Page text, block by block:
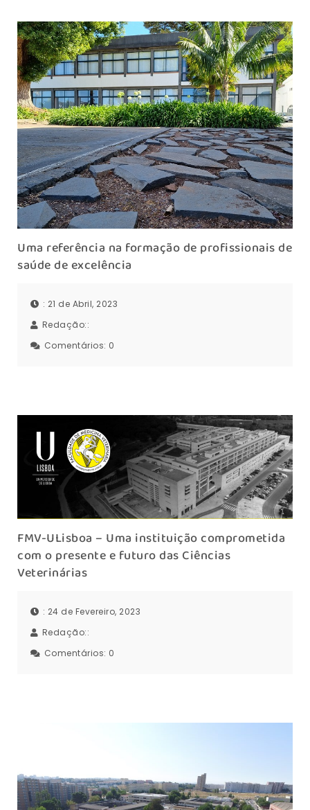
Uma referência na formação de profissionais de
saúde de excelência
: 21 de Abril, 2023
Redação::
Comentários: 0
FMV-ULisboa – Uma instituição comprometida
com o presente e futuro das Ciências
Veterinárias
: 24 de Fevereiro, 2023
Redação::
Comentários: 0